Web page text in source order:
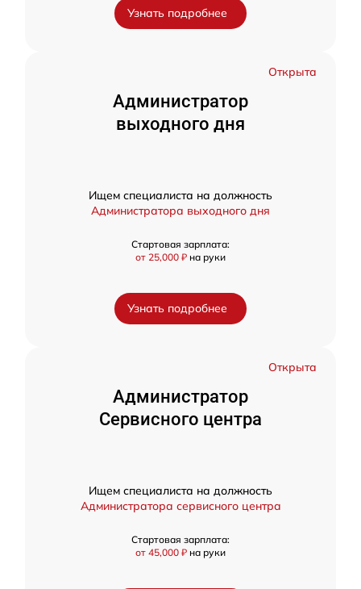
Узнать подробнее
Открыта
Администратор
выходного дня
Ищем специалиста на должность
Администратора выходного дня
Стартовая зарплата:
от 25,000 ₽ на руки
Узнать подробнее
Открыта
Администратор
Сервисного центра
Ищем специалиста на должность
Администратора сервисного центра
Стартовая зарплата:
от 45,000 ₽ на руки